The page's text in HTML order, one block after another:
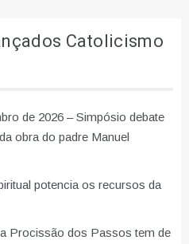
Catolicismo
de 2026 – Simpósio debate
obra do padre Manuel
potencia os recursos da
Procissão dos Passos tem de